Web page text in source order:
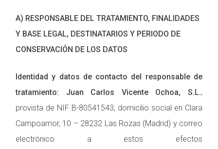
A) RESPONSABLE DEL TRATAMIENTO, FINALIDADES
Y BASE LEGAL, DESTINATARIOS Y PERIODO DE
CONSERVACIÓN DE LOS DATOS
Identidad y datos de contacto del responsable de
tratamiento: Juan Carlos Vicente Ochoa, S.L.,
provista de NIF B-80541543, domicilio social en Clara
Campoamor, 10 – 28232 Las Rozas (Madrid) y correo
electrónico a estos efectos